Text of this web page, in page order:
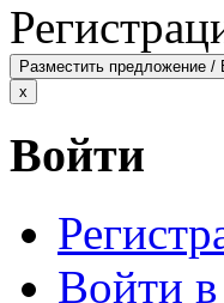
Разместить предложение /
x
Войти
Войти в